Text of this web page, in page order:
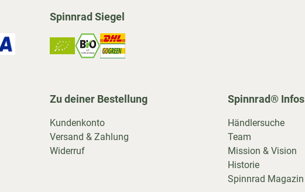
Spinnrad Siegel
Zu deiner Bestellung
Kundenkonto
Versand & Zahlung
Widerruf
Spinnrad® Infos
Händlersuche
Team
Mission & Vision
Historie
Spinnrad Magazin